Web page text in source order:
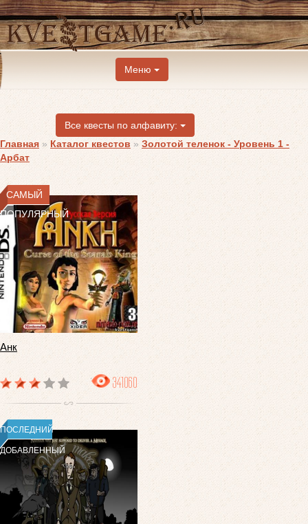
Меню
Все квесты по алфавиту:
Главная » Каталог квестов » Золотой теленок - Уровень 1 -
Арбат
САМЫЙ
ПОПУЛЯРНЫЙ
Анк
341060
ПОСЛЕДНИЙ
ДОБАВЛЕННЫЙ